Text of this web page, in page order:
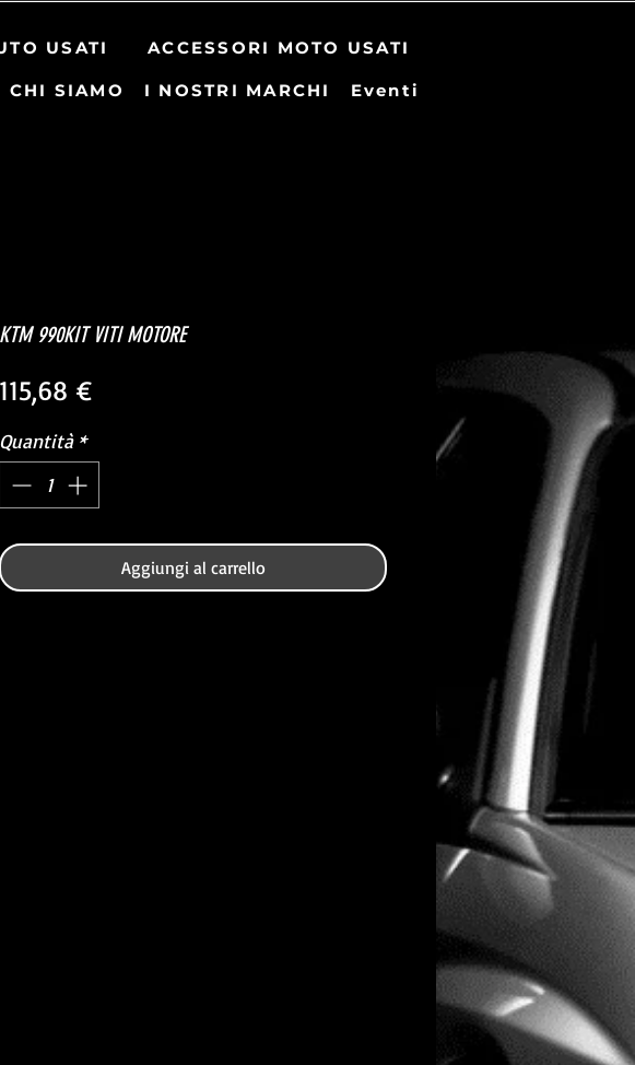
USATI ACCESSORI MOTO USATI
CHI SIAMO I NOSTRI MARCHI Eventi
KTM 990KIT VITI MOTORE
115,68 €Prezzo
Quantità *
Aggiungi al carrello